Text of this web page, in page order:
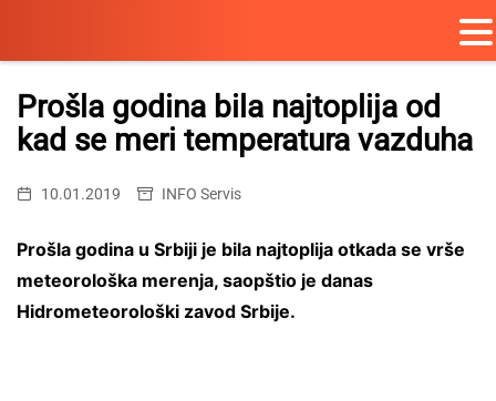
Skip
content
Prošla godina bila najtoplija od
kad se meri temperatura vazduha
10.01.2019 INFO Servis
Prošla godina u Srbiji je bila najtoplija otkada se vrše
meteorološka merenja, saopštio je danas
Hidrometeorološki zavod Srbije.